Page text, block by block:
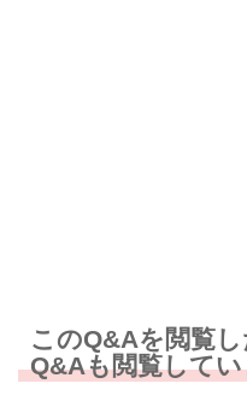
このQ&Aを閲覧
Q&Aも閲覧して